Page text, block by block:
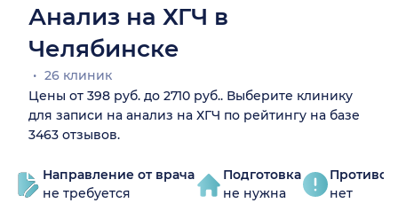
Анализ на ХГЧ в
Челябинске
26 клиник
Цены от 398 руб. до 2710 руб.. Выберите клинику
для записи на анализ на ХГЧ по рейтингу на базе
3463 отзывов.
Направление от врача
не требуется
Подготовка
не нужна
нет